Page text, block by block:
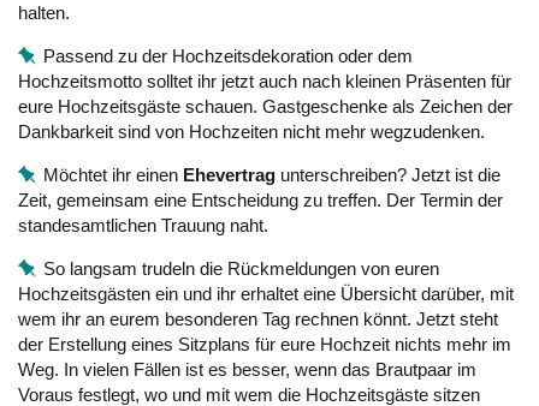
halten.
Passend zu der Hochzeitsdekoration oder dem
Hochzeitsmotto solltet ihr jetzt auch nach kleinen Präsenten für
eure Hochzeitsgäste schauen. Gastgeschenke als Zeichen der
Dankbarkeit sind von Hochzeiten nicht mehr wegzudenken.
Möchtet ihr einen Ehevertrag unterschreiben? Jetzt ist die
Zeit, gemeinsam eine Entscheidung zu treffen. Der Termin der
standesamtlichen Trauung naht.
So langsam trudeln die Rückmeldungen von euren
Hochzeitsgästen ein und ihr erhaltet eine Übersicht darüber, mit
wem ihr an eurem besonderen Tag rechnen könnt. Jetzt steht
der Erstellung eines Sitzplans für eure Hochzeit nichts mehr im
Weg. In vielen Fällen ist es besser, wenn das Brautpaar im
Voraus festlegt, wo und mit wem die Hochzeitsgäste sitzen